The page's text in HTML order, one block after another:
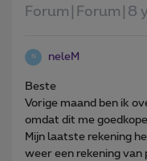
Forum|Forum|8
N neleM
Beste
Vorige maand ben ik
omdat dit me
Mijn laatste rekening
weer een rekening van